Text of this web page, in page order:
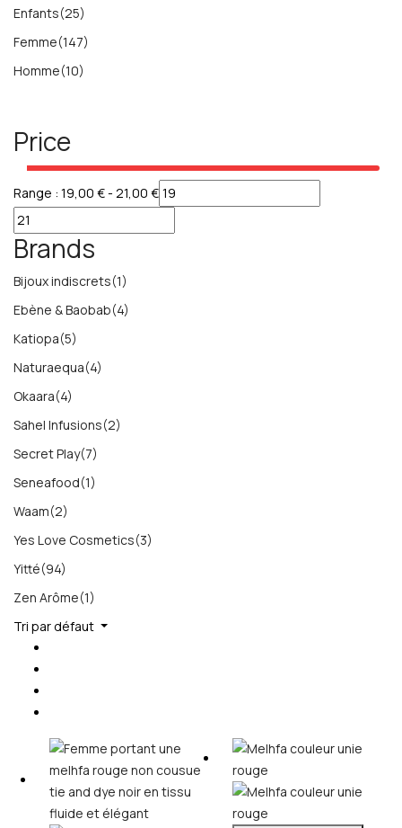
Enfants(25)
Femme(147)
Homme(10)
Price
Range : 19,00 €- 21,00 €
Brands
Bijoux indiscrets(1)
Ebène & Baobab(4)
Katiopa(5)
Naturaequa(4)
Okaara(4)
Sahel Infusions(2)
Secret Play(7)
Seneafood(1)
Waam(2)
Yes Love Cosmetics(3)
Yitté(94)
Zen Arôme(1)
Tri par défaut